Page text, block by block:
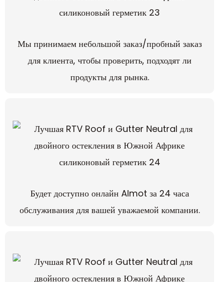
Мы принимаем небольшой заказ/пробный заказ
для клиента, чтобы проверить, подходят ли
продукты для рынка.
Будет доступно онлайн Almot за 24 часа
обслуживания для вашей уважаемой компании.